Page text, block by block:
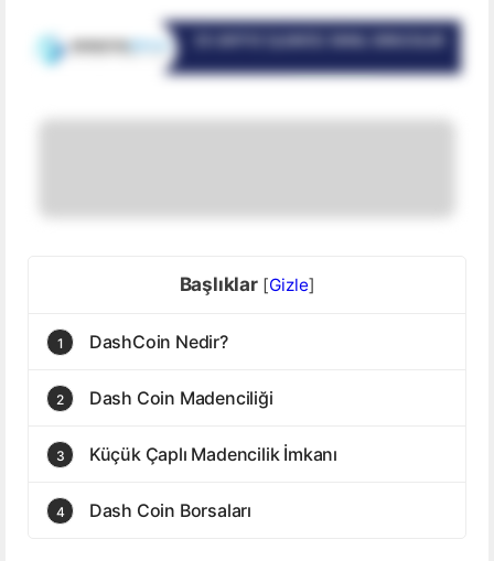
Başlıklar [Gizle]
1 DashCoin Nedir?
2 Dash Coin Madenciliği
3 Küçük Çaplı Madencilik İmkanı
4 Dash Coin Borsaları